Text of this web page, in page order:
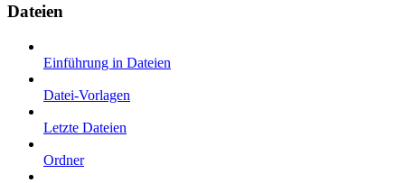
Dateien
Einführung in Dateien
Datei-Vorlagen
Letzte Dateien
Ordner